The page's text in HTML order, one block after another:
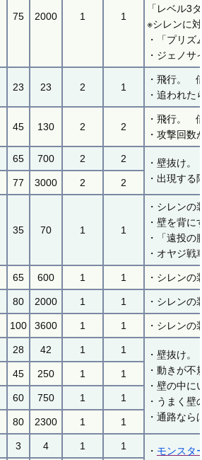
75 2000 1 1
「レベル3
※シレンに
・「プリ
・ジェノサ
23 23 2 1
・飛行。
・追われ
45 130 2 2
・飛行。
・攻撃回数
65 700 2 2
・壁抜け
・出現す
77 3000 2 2
35 70 1 1
・シレン
・壁を背
・「遠投
・オヤジ戦
65 600 1 1 ・シレン
80 2000 1 1 ・シレン
100 3600 1 1 ・シレン
28 42 1 1
・壁抜け。
・動きが不
・壁の中
・うまく
・通路な
45 250 1 1
60 750 1 1
80 2300 1 1
3 4 1 1 ・ モンスタ